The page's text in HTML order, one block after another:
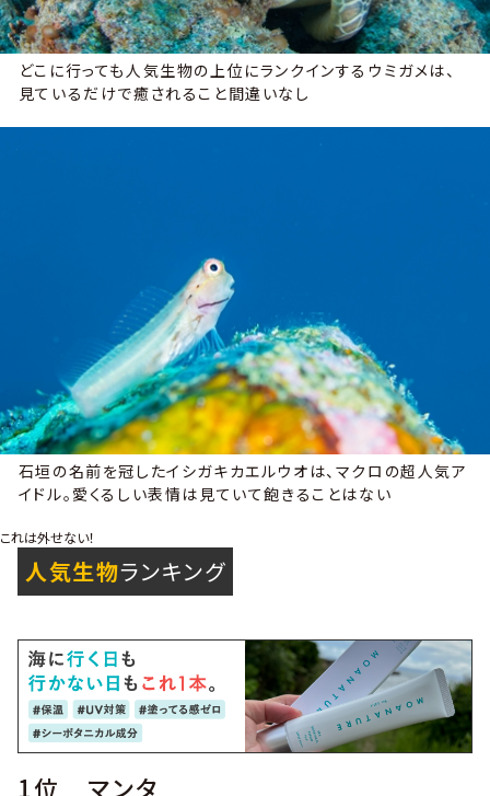
どこに行っても人気生物の上位にランクインするウミガメは、
見ているだけで癒されること間違いなし
石垣の名前を冠したイシガキカエルウオは、マクロの超人気ア
イドル。愛くるしい表情は見ていて飽きることはない
これは外せない！
人気生物ランキング
1位 マンタ